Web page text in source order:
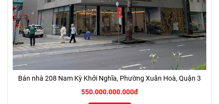
Bán nhà 208 Nam Kỳ Khởi Nghĩa, Phường Xuân Hoà, Quận 3
550.000.000.000đ